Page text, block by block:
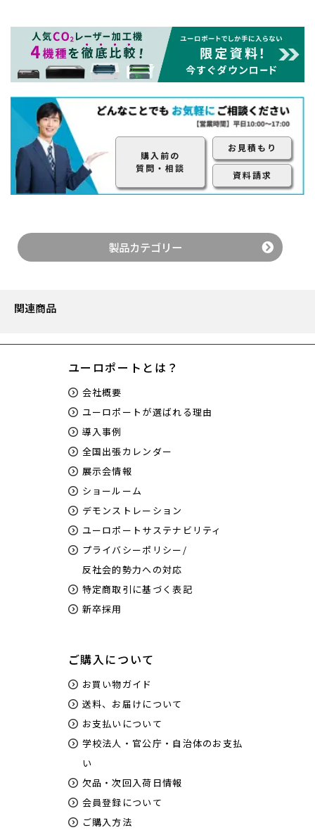
消炎機能(エアーアシスト)
ノズルの先端からエアーを出すことにより、素材の過度
能をオフにすることも出来ます。
排気システム内蔵
背面に排気ファンを内蔵。付属のホースと接続して、希
室内でのご利用をお考えのお客様はBeamairをご検討く
ださい。
作品事例
購入前の
質問・相談
お見積もり
資料請求
製品カテゴリー
関連商品
ユーロポートとは？
会社概要
ユーロポートが選ばれる理由
導入事例
全国出張カレンダー
展示会情報
ショールーム
デモンストレーション
ユーロポートサステナビリティ
プライバシーポリシー/
反社会的勢力への対応
特定商取引に基づく表記
新卒採用
ご購入について
お買い物ガイド
送料、お届けについて
お支払いについて
学校法人・官公庁・自治体のお支払
い
欠品・次回入荷日情報
会員登録について
ご購入方法